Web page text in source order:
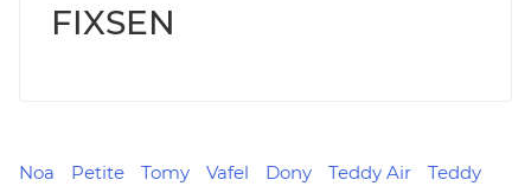
FIXSEN
Noa Petite Tomy Vafel Dony Teddy Air
Teddy